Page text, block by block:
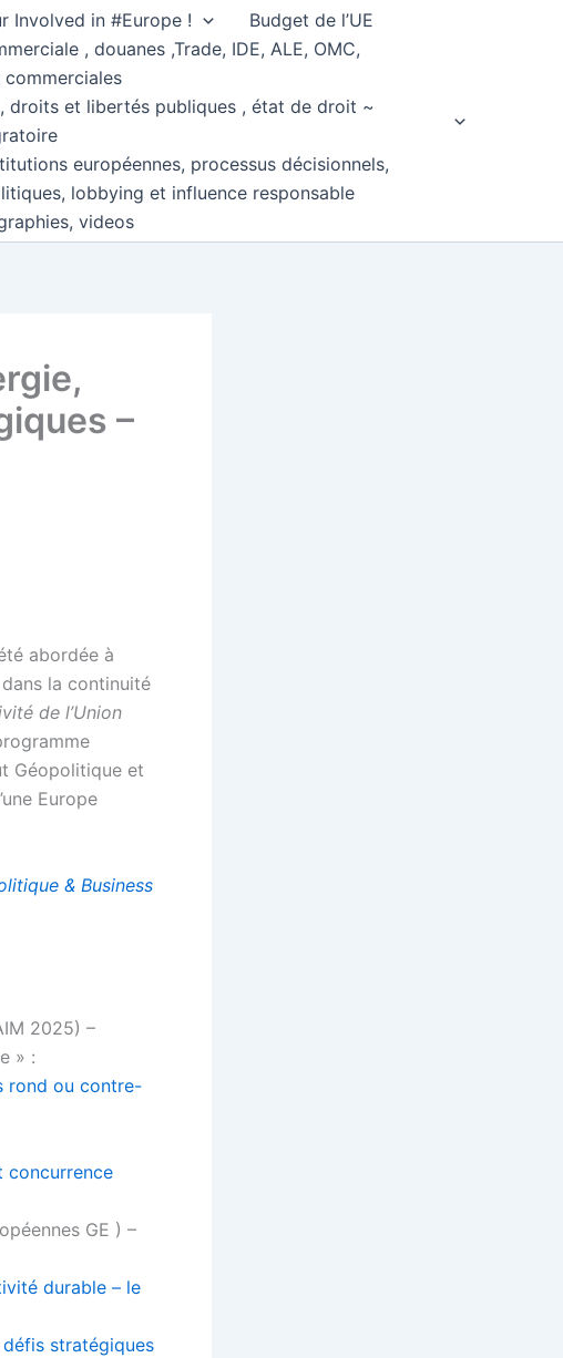
Involved in #Europe !
Budget de l’UE
, douanes ,Trade, IDE, ALE, OMC,
droits et libertés publiques , état de droit ~
européennes, processus décisionnels,
lobbying et influence responsable
videos
–
abordée à
la continuité
de l’Union
Géopolitique et
Europe
& Business
2025) –
» :
rond ou contre-
concurrence
GE ) –
durable – le
stratégiques